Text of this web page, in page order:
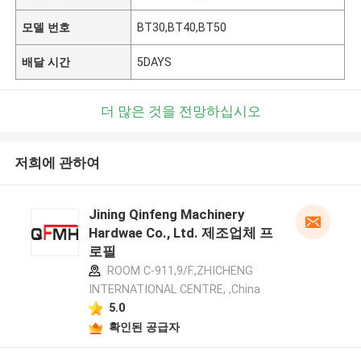
모델 번호 BT30,BT40,BT50
배달 시간 5DAYS
더 많은 것을 전망하십시오
저희에 관하여
Jining Qinfeng Machinery
Hardwae Co., Ltd. 제조업체 프
로필
ROOM C-911,9/F.,ZHICHENG
INTERNATIONAL CENTRE, ,China
5.0
확인된 공급자